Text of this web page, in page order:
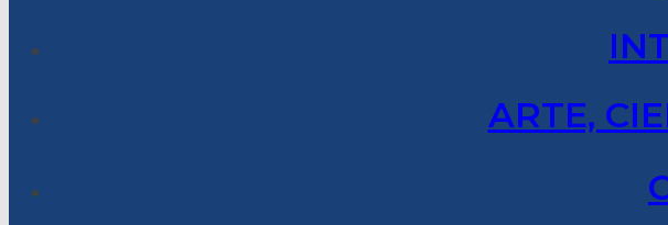
ARTE,